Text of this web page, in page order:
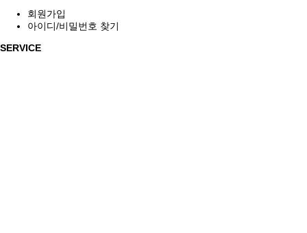
회원가입
아이디/비밀번호 찾기
SERVICE